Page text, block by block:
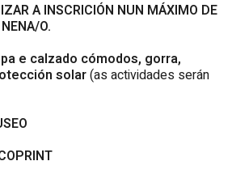
A INSCRICIÓN NUN MÁXIMO DE
O.
e calzado cómodos, gorra,
solar(as actividades serán